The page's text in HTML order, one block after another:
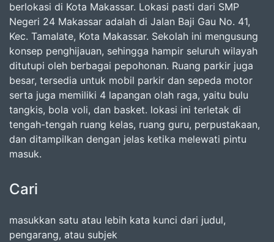
berlokasi di Kota Makassar. Lokasi pasti dari SMP
Negeri 24 Makassar adalah di Jalan Baji Gau No. 41,
Kec. Tamalate, Kota Makassar. Sekolah ini mengusung
konsep penghijauan, sehingga hampir seluruh wilayah
ditutupi oleh berbagai pepohonan. Ruang parkir juga
besar, tersedia untuk mobil parkir dan sepeda motor
serta juga memiliki 4 lapangan olah raga, yaitu bulu
tangkis, bola voli, dan basket. lokasi ini terletak di
tengah-tengah ruang kelas, ruang guru, perpustakaan,
dan ditampilkan dengan jelas ketika melewati pintu
masuk.
Cari
masukkan satu atau lebih kata kunci dari judul,
pengarang, atau subjek